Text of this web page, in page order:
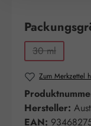
30 ml
(Diese
Zum Merkzettel
Hersteller:
EAN: